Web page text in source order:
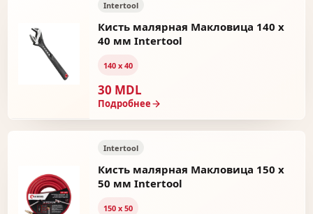
Intertool
Кисть малярная Макловица 140 x
40 мм Intertool
140 х 40
30 MDL
Подробнее
Intertool
Кисть малярная Макловица 150 x
50 мм Intertool
150 х 50